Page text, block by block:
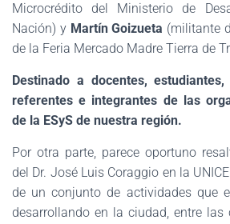
Microcrédito del Ministerio de
Nación) y Martín Goizueta (militante
de la Feria Mercado Madre Tierra de
Destinado a docentes,
referentes e integrantes de las
de la ESyS de nuestra región.
Por otra parte, parece oportuno
del Dr. José Luis Coraggio en la
de un conjunto de actividades que
desarrollando en la ciudad, entre las